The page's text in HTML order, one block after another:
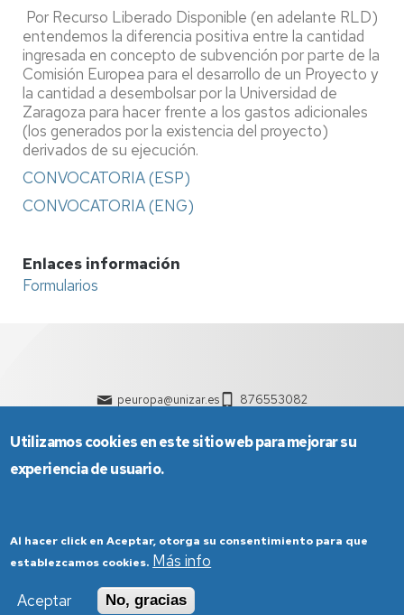
Por Recurso Liberado Disponible (en adelante RLD)
entendemos la diferencia positiva entre la cantidad
ingresada en concepto de subvención por parte de la
Comisión Europea para el desarrollo de un Proyecto y
la cantidad a desembolsar por la Universidad de
Zaragoza para hacer frente a los gastos adicionales
(los generados por la existencia del proyecto)
derivados de su ejecución.
CONVOCATORIA (ESP)
CONVOCATORIA (ENG)
Enlaces información
Formularios
peuropa@unizar.es 876553082
Política de Privacidad
Utilizamos cookies en este sitio web para mejorar su
experiencia de usuario.
Al hacer click en Aceptar, otorga su consentimiento para que
establezcamos cookies. Más info
Aceptar
No, gracias